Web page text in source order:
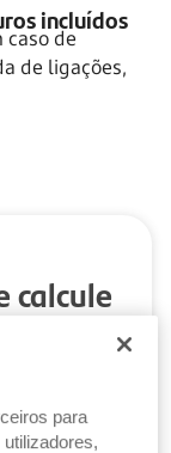
incluídos
caso de
de ligações,
calcule
para